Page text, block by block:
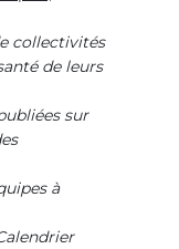
collectivités
de leurs
sur
à